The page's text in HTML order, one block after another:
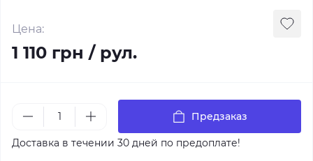
Цена:
1 110 грн / рул.
Предзаказ
Доставка в течении 30 дней по предоплате!